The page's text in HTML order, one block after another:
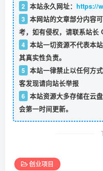
2 本站永久网址： https://
3 本网站的文章部分内容
考，如有侵权，请联系站长
4 本站一切资源不代表本
其真实性负责。
5 本站一律禁止以任何方
客发现请向站长举报
6 本站资源大多存储在云
会第一时间更新。
创业项目